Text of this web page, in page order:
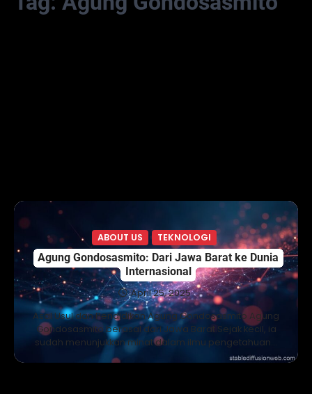
ABOUT US TEKNOLOGI
Agung Gondosasmito: Dari Jawa Barat ke Dunia
Internasional
April 25, 2025
Asal Usul dan Pendidikan Agung Gondosasmito Agung
Gondosasmito berasal dari Jawa Barat.Sejak kecil, ia
sudah menunjukkan minat dalam ilmu pengetahuan…